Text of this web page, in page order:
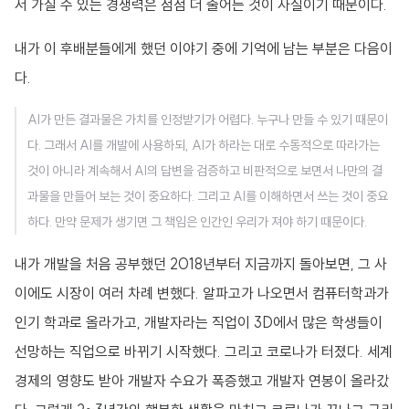
서 가질 수 있는 경쟁력은 점점 더 줄어든 것이 사실이기 때문이다.
내가 이 후배분들에게 했던 이야기 중에 기억에 남는 부분은 다음이
다.
AI가 만든 결과물은 가치를 인정받기가 어렵다. 누구나 만들 수 있기 때문이
다. 그래서 AI를 개발에 사용하되, AI가 하라는 대로 수동적으로 따라가는
것이 아니라 계속해서 AI의 답변을 검증하고 비판적으로 보면서 나만의 결
과물을 만들어 보는 것이 중요하다. 그리고 AI를 이해하면서 쓰는 것이 중요
하다. 만약 문제가 생기면 그 책임은 인간인 우리가 져야 하기 때문이다.
내가 개발을 처음 공부했던 2018년부터 지금까지 돌아보면, 그 사
이에도 시장이 여러 차례 변했다. 알파고가 나오면서 컴퓨터학과가
인기 학과로 올라가고, 개발자라는 직업이 3D에서 많은 학생들이
선망하는 직업으로 바뀌기 시작했다. 그리고 코로나가 터졌다. 세계
경제의 영향도 받아 개발자 수요가 폭증했고 개발자 연봉이 올라갔